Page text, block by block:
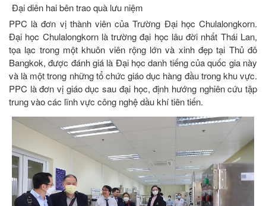
Đại diên hai bên trao quà lưu niệm
PPC là đơn vị thành viên của Trường Đại học Chulalongkorn.
Đại học Chulalongkorn là trường đại học lâu đời nhất Thái Lan,
tọa lạc trong một khuôn viên rộng lớn và xinh đẹp tại Thủ đô
Bangkok, được đánh giá là Đại học danh tiếng của quốc gia này
và là một trong những tổ chức giáo dục hàng đầu trong khu vực.
PPC là đơn vị giáo dục sau đại học, định hướng nghiên cứu tập
trung vào các lĩnh vực công nghệ dầu khí tiên tiến.